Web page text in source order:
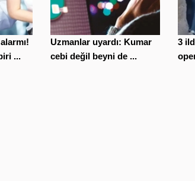
...
Uzmanlar uyardı: Kumar
cebi değil beyni de ...
3